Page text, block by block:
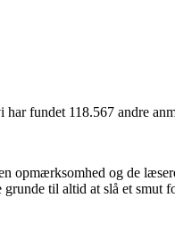
fundet 118.567 andre
opmærksomhed og de
til altid at slå et smut